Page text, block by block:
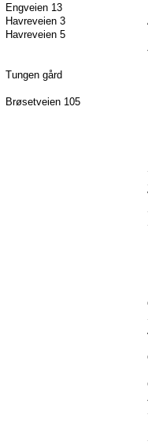
Engveien 13
Havreveien 3
Havreveien 5
Tungen gård
Brøsetveien 105